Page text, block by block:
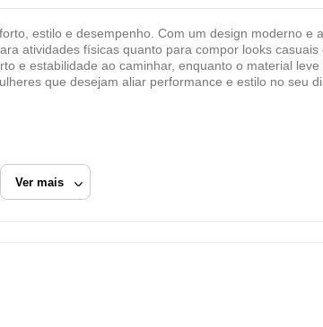
LTDA
89
Ver mais
estilo e desempenho. Com um design moderno e
atividades físicas quanto para compor looks casuais
e estabilidade ao caminhar, enquanto o material
que desejam aliar performance e estilo no seu